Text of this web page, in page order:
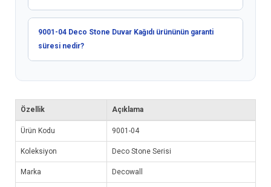
9001-04 Deco Stone Duvar Kağıdı ürününün garanti
süresi nedir?
Özellik Açıklama
Ürün Kodu 9001-04
Koleksiyon Deco Stone Serisi
Marka Decowall